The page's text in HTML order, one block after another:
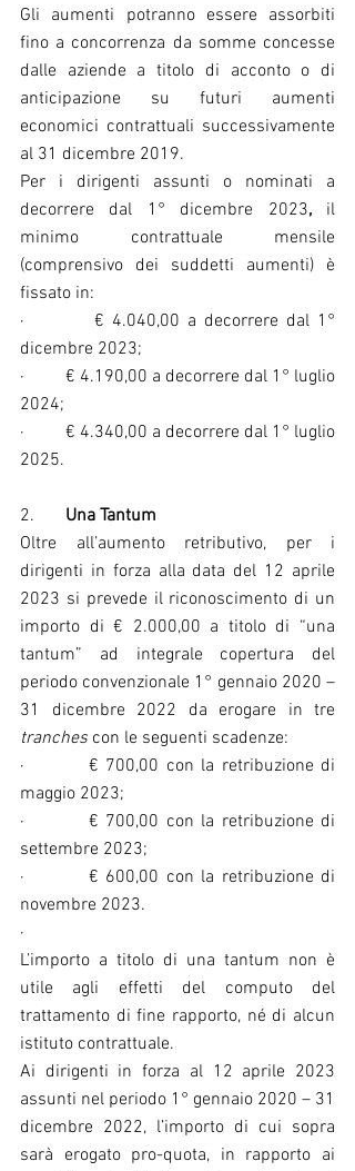
Gli aumenti potranno essere assorbiti
fino a concorrenza da somme concesse
dalle aziende a titolo di acconto o di
anticipazione su futuri aumenti
economici contrattuali successivamente
al 31 dicembre 2019.
Per i dirigenti assunti o nominati a
decorrere dal 1° dicembre 2023, il
minimo contrattuale mensile
(comprensivo dei suddetti aumenti) è
fissato in:
·         € 4.040,00 a decorrere dal 1°
dicembre 2023;
·         € 4.190,00 a decorrere dal 1° luglio
2024;
·         € 4.340,00 a decorrere dal 1° luglio
2025.
2. Una Tantum
Oltre all’aumento retributivo, per i
dirigenti in forza alla data del 12 aprile
2023 si prevede il riconoscimento di un
importo di € 2.000,00 a titolo di “una
tantum” ad integrale copertura del
periodo convenzionale 1° gennaio 2020 –
tranches con le seguenti scadenze:
·         € 700,00 con la retribuzione di
maggio 2023;
·         € 700,00 con la retribuzione di
settembre 2023;
·         € 600,00 con la retribuzione di
novembre 2023.
·
L’importo a titolo di una tantum non è
utile agli effetti del computo del
trattamento di fine rapporto, né di alcun
istituto contrattuale.
Ai dirigenti in forza al 12 aprile 2023
assunti nel periodo 1° gennaio 2020 – 31
dicembre 2022, l’importo di cui sopra
sarà erogato pro-quota, in rapporto ai